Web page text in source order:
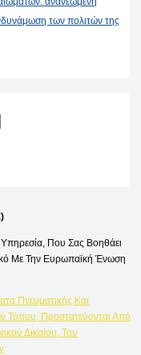
των πολιτών της
Που Σας Βοηθάει
Με Την Ευρωπαϊκή Ένωση
Πνευματικής Και
Τόπου, Προστατεύονται Από
Δικαίου, Του